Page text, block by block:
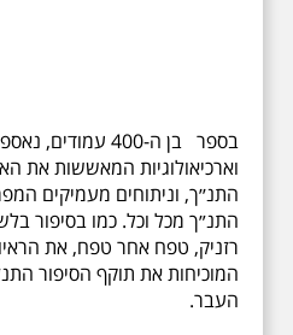
בספר בן ה-400
וארכיאולוגיות המאששות את
התנ׳׳ך, וניתוחים מעמיקים
התנ״ך מכל וכל. כמו בסיפור
רזניק, טפח אחר טפח, את
המוכיחות את תוקף הסיפור
העבר.